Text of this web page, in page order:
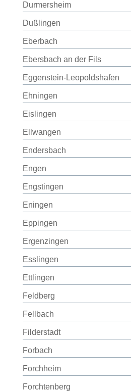
Durmersheim
Dußlingen
Eberbach
Ebersbach an der Fils
Eggenstein-Leopoldshafen
Ehningen
Eislingen
Ellwangen
Endersbach
Engen
Engstingen
Eningen
Eppingen
Ergenzingen
Esslingen
Ettlingen
Feldberg
Fellbach
Filderstadt
Forbach
Forchheim
Forchtenberg